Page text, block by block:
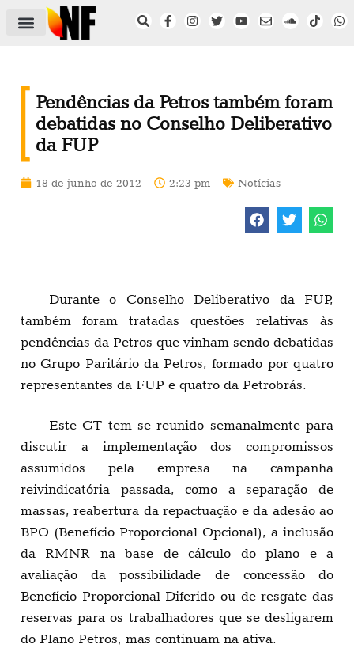
Pendências da Petros também foram
debatidas no Conselho Deliberativo
da FUP
18 de junho de 2012 2:23 pm Notícias
Durante o Conselho Deliberativo da FUP,
também foram tratadas questões relativas às
pendências da Petros que vinham sendo debatidas
no Grupo Paritário da Petros, formado por quatro
representantes da FUP e quatro da Petrobrás.
Este GT tem se reunido semanalmente para
discutir a implementação dos compromissos
assumidos pela empresa na campanha
reivindicatória passada, como a separação de
massas, reabertura da repactuação e da adesão ao
BPO (Benefício Proporcional Opcional), a inclusão
da RMNR na base de cálculo do plano e a
avaliação da possibilidade de concessão do
Benefício Proporcional Diferido ou de resgate das
reservas para os trabalhadores que se desligarem
do Plano Petros, mas continuam na ativa.